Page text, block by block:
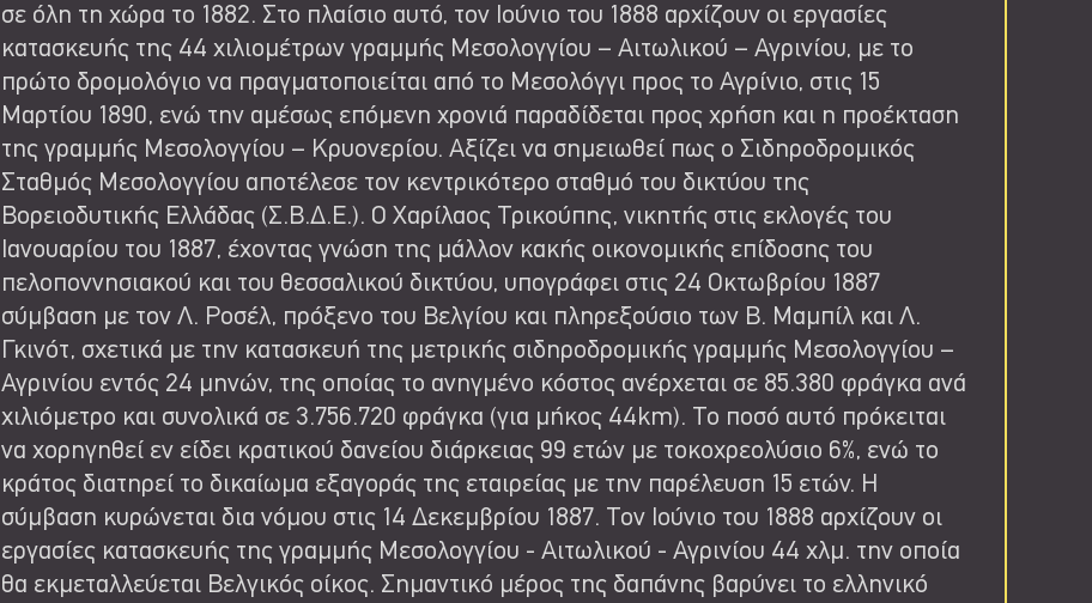
σε όλη τη χώρα το 1882. Στο πλαίσιο αυτό, τον Ιούνιο του 1888 αρχίζουν οι εργασίες
κατασκευής της 44 χιλιομέτρων γραμμής Μεσολογγίου – Αιτωλικού – Αγρινίου, με το
πρώτο δρομολόγιο να πραγματοποιείται από το Μεσολόγγι προς το Αγρίνιο, στις 15
Μαρτίου 1890, ενώ την αμέσως επόμενη χρονιά παραδίδεται προς χρήση και η προέκταση
της γραμμής Μεσολογγίου – Κρυονερίου. Αξίζει να σημειωθεί πως ο Σιδηροδρομικός
Σταθμός Μεσολογγίου αποτέλεσε τον κεντρικότερο σταθμό του δικτύου της
Βορειοδυτικής Ελλάδας (Σ.Β.Δ.Ε.). Ο Χαρίλαος Τρικούπης, νικητής στις εκλογές του
Ιανουαρίου του 1887, έχοντας γνώση της μάλλον κακής οικονομικής επίδοσης του
πελοποννησιακού και του θεσσαλικού δικτύου, υπογράφει στις 24 Οκτωβρίου 1887
σύμβαση με τον Λ. Ροσέλ, πρόξενο του Βελγίου και πληρεξούσιο των Β. Μαμπίλ και Λ.
Γκινότ, σχετικά με την κατασκευή της μετρικής σιδηροδρομικής γραμμής Μεσολογγίου –
Αγρινίου εντός 24 μηνών, της οποίας το ανηγμένο κόστος ανέρχεται σε 85.380 φράγκα ανά
χιλιόμετρο και συνολικά σε 3.756.720 φράγκα (για μήκος 44km). Το ποσό αυτό πρόκειται
να χορηγηθεί εν είδει κρατικού δανείου διάρκειας 99 ετών με τοκοχρεολύσιο 6%, ενώ το
κράτος διατηρεί το δικαίωμα εξαγοράς της εταιρείας με την παρέλευση 15 ετών. Η
σύμβαση κυρώνεται δια νόμου στις 14 Δεκεμβρίου 1887. Τον Ιούνιο του 1888 αρχίζουν οι
εργασίες κατασκευής της γραμμής Μεσολογγίου - Αιτωλικού - Αγρινίου 44 χλμ. την οποία
θα εκμεταλλεύεται Βελγικός οίκος. Σημαντικό μέρος της δαπάνης βαρύνει το ελληνικό